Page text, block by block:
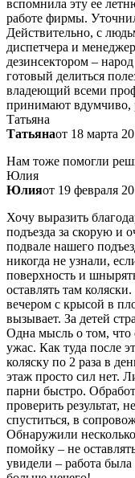
вспомнила эту ее
работе фирмы.
Действительно, с
диспетчера и
дезинсектором –
готовый делиться
владеющий всеми
принимают вдумчиво,
Татьяна
Татьянаот 18 марта
Нам тоже помогли
Юлия
Юлияот 19 февраля
Хочу выразить
подъезда за скорую и
подвале нашего
никогда не узнали,
поверхность и
оставлять там
вечером с крысой в
вызывает. За детей
Одна мысль о том, что
ужас. Как туда после
коляску по 2 раза в
этаж просто сил нет.
парни быстро.
проверить результат,
спуститься, в
Обнаружили
помойку – не
увидели – работа была